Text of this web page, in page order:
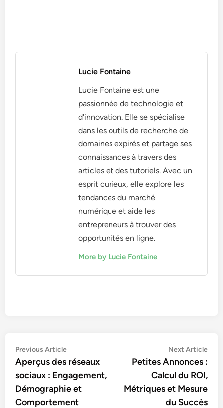
Lucie Fontaine
Lucie Fontaine est une
passionnée de technologie et
d'innovation. Elle se spécialise
dans les outils de recherche de
domaines expirés et partage ses
connaissances à travers des
articles et des tutoriels. Avec un
esprit curieux, elle explore les
tendances du marché
numérique et aide les
entrepreneurs à trouver des
opportunités en ligne.
More by Lucie Fontaine
Post
navigation
Previous ArticlePrevious
article:
Aperçus des réseaux
sociaux : Engagement,
Démographie et
Comportement
Next Article
Petites Annonces :
Calcul du ROI,
Métriques et Mesure
du Succès